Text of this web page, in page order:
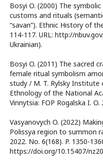
Bosyi O. (2000) The
customs and rituals
“savan”). Ethnic History of
114-117. URL: http://
Ukrainian).
Bosyi O. (2011) The sacred
female ritual symbolism
study / M. T. Rylsky Institute
Ethnology of the National
Vinnytsia: FOP Rogalska I. O.
Vasyanovych O. (2022)
Polissya region to summon
2022. No. 6(168). P. 1350-
https://doi.org/10.15407/